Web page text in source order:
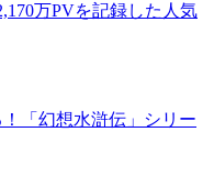
万PVを記録した人気
「幻想水滸伝」シリー